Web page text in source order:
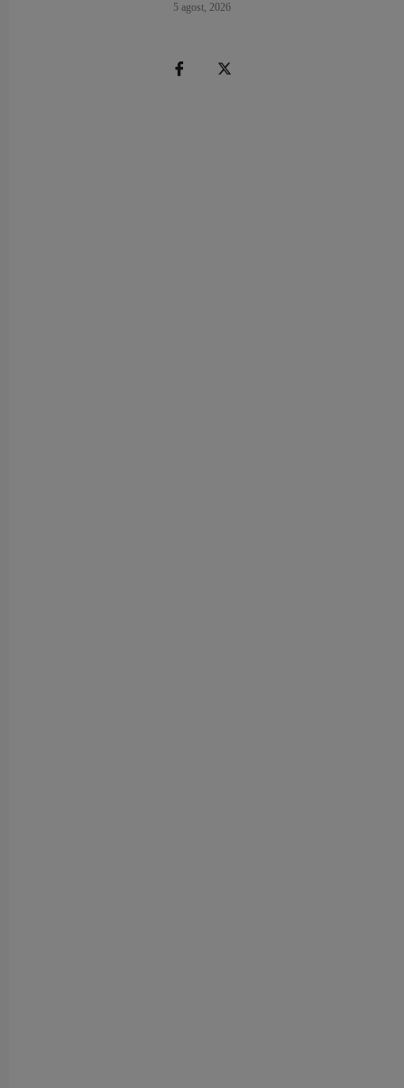
5 agost, 2026